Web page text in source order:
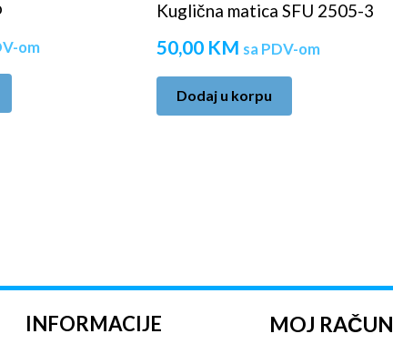
om
Kuglična matica SFU 2505-3
50,00 KM sa PDV-om
Dodaj u korpu
INFORMACIJE MOJ RAČUN